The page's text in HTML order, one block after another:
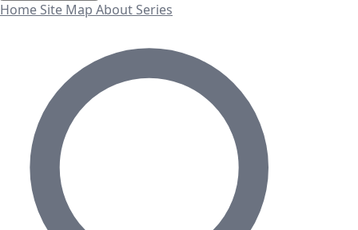
Home Site Map About Series